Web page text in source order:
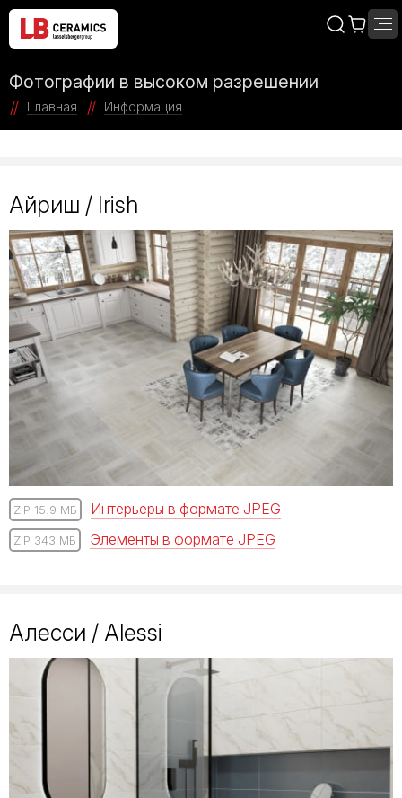
Фотографии в высоком разрешении
Главная Информация
Айриш / Irish
ZIP 15.9 МБ Интерьеры в формате JPEG
ZIP 343 МБ Элементы в формате JPEG
Алесси / Alessi